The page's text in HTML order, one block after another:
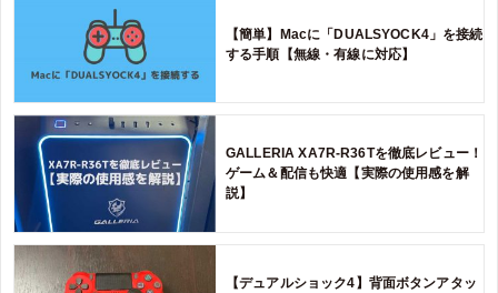
【簡単】Macに「DUALSYOCK4」を接続
する手順【無線・有線に対応】
GALLERIA XA7R-R36Tを徹底レビュー！
ゲーム＆配信も快適【実際の使用感を解
説】
【デュアルショック4】背面ボタンアタッ